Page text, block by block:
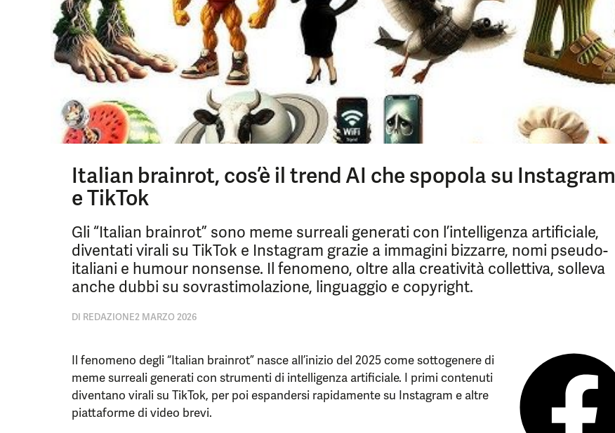
Italian brainrot, cos’è il trend AI che spopola su Instagram
e TikTok
Gli “Italian brainrot” sono meme surreali generati con l’intelligenza artificiale,
diventati virali su TikTok e Instagram grazie a immagini bizzarre, nomi pseudo-
italiani e humour nonsense. Il fenomeno, oltre alla creatività collettiva, solleva
anche dubbi su sovrastimolazione, linguaggio e copyright.
DI REDAZIONE2 MARZO 2026
Il fenomeno degli “Italian brainrot” nasce all’inizio del 2025 come sottogenere di
meme surreali generati con strumenti di intelligenza artificiale. I primi contenuti
diventano virali su TikTok, per poi espandersi rapidamente su Instagram e altre
piattaforme di video brevi.